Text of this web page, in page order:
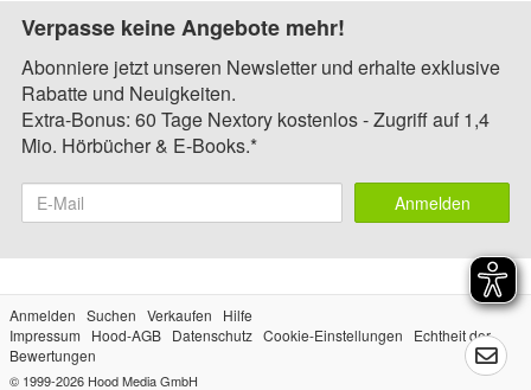
Verpasse keine Angebote mehr!
Abonniere jetzt unseren Newsletter und erhalte exklusive
Rabatte und Neuigkeiten.
Extra-Bonus: 60 Tage Nextory kostenlos - Zugriff auf 1,4
Mio. Hörbücher & E-Books.*
Anmelden
Anmelden Suchen Verkaufen
Hilfe
Impressum
Hood-AGB Datenschutz Cookie-Einstellungen
Echtheit der
Bewertungen
© 1999-2026 Hood Media GmbH